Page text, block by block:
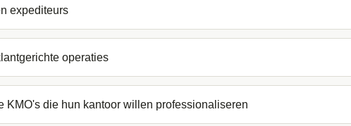
expediteurs
operaties
KMO's die hun kantoor willen professionaliseren